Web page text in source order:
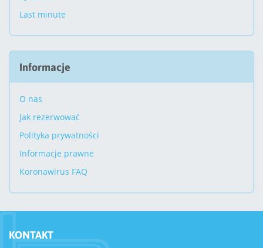
Last minute
Informacje
O nas
Jak rezerwować
Polityka prywatności
Informacje prawne
Koronawirus FAQ
KONTAKT